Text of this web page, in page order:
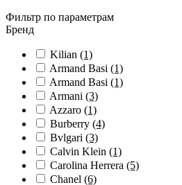
Фильтр по параметрам
Бренд
Kilian (1)
Armand Basi (1)
Armand Basi (1)
Armani (3)
Azzaro (1)
Burberry (4)
Bvlgari (3)
Calvin Klein (1)
Carolina Herrera (5)
Chanel (6)